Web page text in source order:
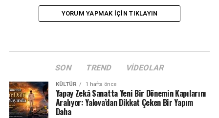
YORUM YAPMAK IÇIN TIKLAYIN
SON TREND VIDEOLAR
KÜLTÜR 1 hafta önce
Yapay Zekâ Sanatta Yeni Bir Dönemin Kapılarını
Aralıyor: Yalova’dan Dikkat Çeken Bir Yapım
Daha